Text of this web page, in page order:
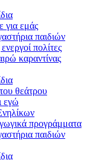
για εμάς
παιδιών
πολίτες
καραντίνας
θεάτρου
εγώ
προγράμματα
παιδιών